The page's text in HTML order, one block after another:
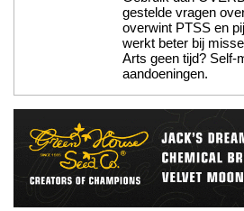
gestelde vragen
overwint PTSS en
werkt beter bij
Arts geen tijd? Self-
aandoeningen.